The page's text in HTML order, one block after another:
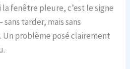
la fenêtre pleure, c’est le signe
sans tarder, mais sans
Un problème posé clairement